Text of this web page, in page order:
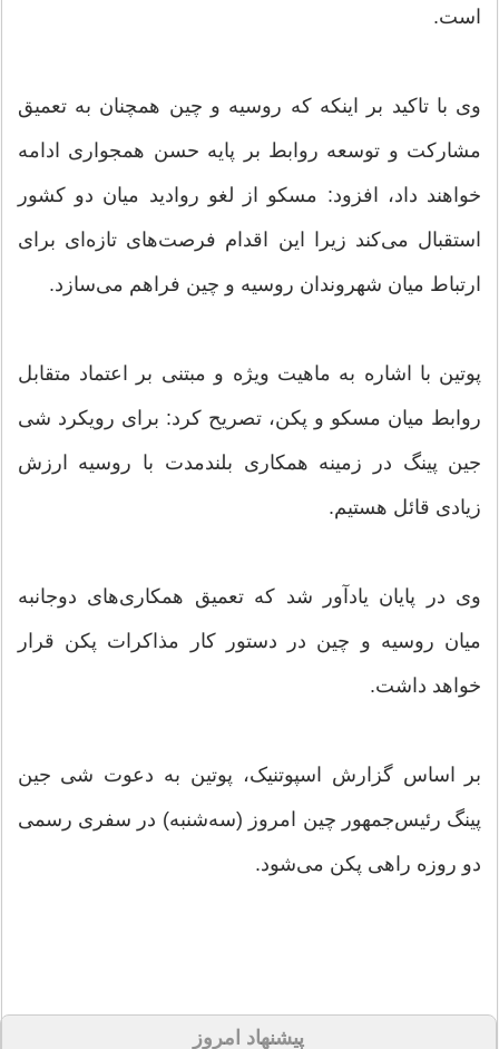
است.
وی با تاکید بر اینکه که روسیه و چین همچنان به تعمیق
مشارکت و توسعه روابط بر پایه حسن همجواری ادامه
خواهند داد، افزود: مسکو از لغو روادید میان دو کشور
استقبال می‌کند زیرا این اقدام فرصت‌های تازه‌ای برای
ارتباط میان شهروندان روسیه و چین فراهم می‌سازد.
پوتین با اشاره به ماهیت ویژه و مبتنی بر اعتماد متقابل
روابط میان مسکو و پکن، تصریح کرد: برای رویکرد شی
جین‌ پینگ در زمینه همکاری بلندمدت با روسیه ارزش
زیادی قائل هستیم.
وی در پایان یادآور شد که تعمیق همکاری‌های دوجانبه
میان روسیه و چین در دستور کار مذاکرات پکن قرار
خواهد داشت.
بر اساس گزارش اسپوتنیک، پوتین به دعوت شی جین‌
پینگ رئیس‌جمهور چین امروز (سه‌شنبه) در سفری رسمی
دو روزه راهی پکن می‌شود.
پیشنهاد امروز